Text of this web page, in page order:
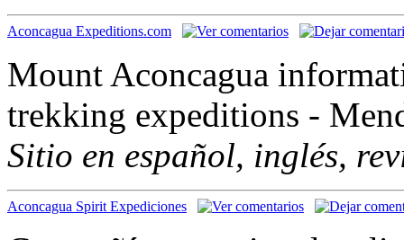
Aconcagua Expeditions.com
Mount Aconcagua
trekking expeditions -
Sitio en español, inglés,
Aconcagua Spirit Expediciones